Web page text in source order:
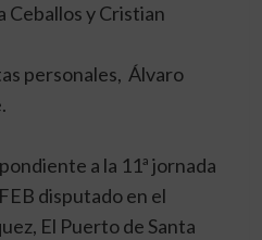
Ceballos y Cristian
personales, Álvaro
a la 11ª jornada
disputado en el
El Puerto de Santa